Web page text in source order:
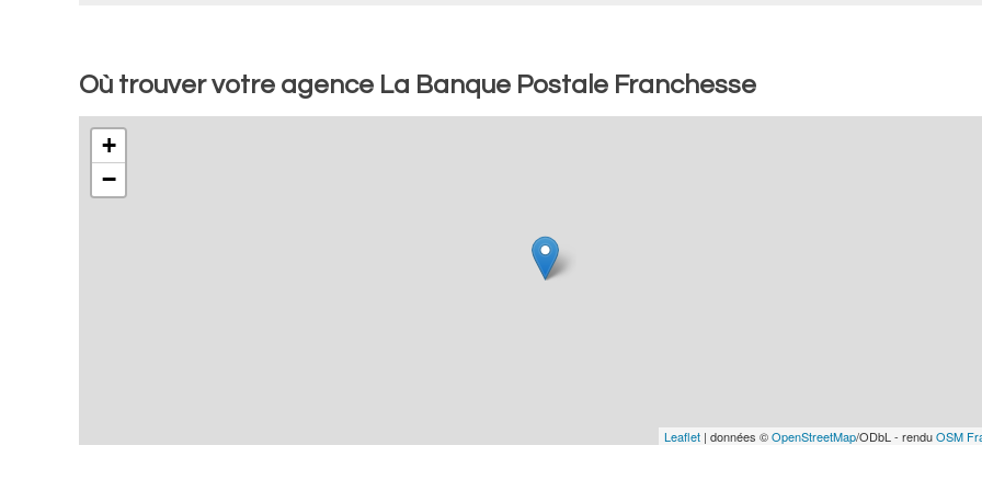
Où trouver votre agence La Banque Postale Franchesse
+
−
Leaflet | données ©OpenStreetMap/ODbL - renduOSM